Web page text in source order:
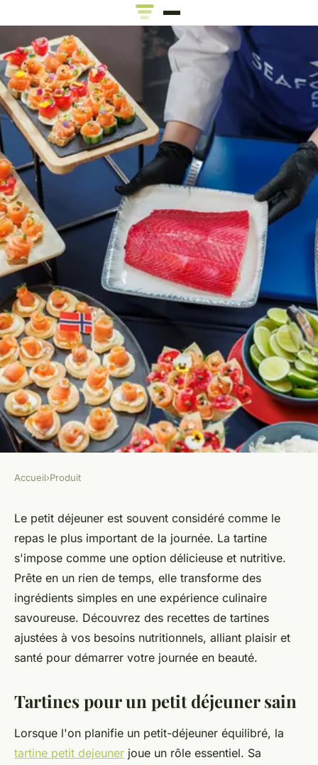
Tartine petit déjeuner :
savoureuse, saine et complète
Antoine•30 janvier 2026•5 min de lecture
Accueil›Produit
Le petit déjeuner est souvent considéré comme le
repas le plus important de la journée. La tartine
s'impose comme une option délicieuse et nutritive.
Prête en un rien de temps, elle transforme des
ingrédients simples en une expérience culinaire
savoureuse. Découvrez des recettes de tartines
ajustées à vos besoins nutritionnels, alliant plaisir et
santé pour démarrer votre journée en beauté.
Tartines pour un petit déjeuner sain
Lorsque l'on planifie un petit-déjeuner équilibré, la
tartine petit dejeuner joue un rôle essentiel. Sa